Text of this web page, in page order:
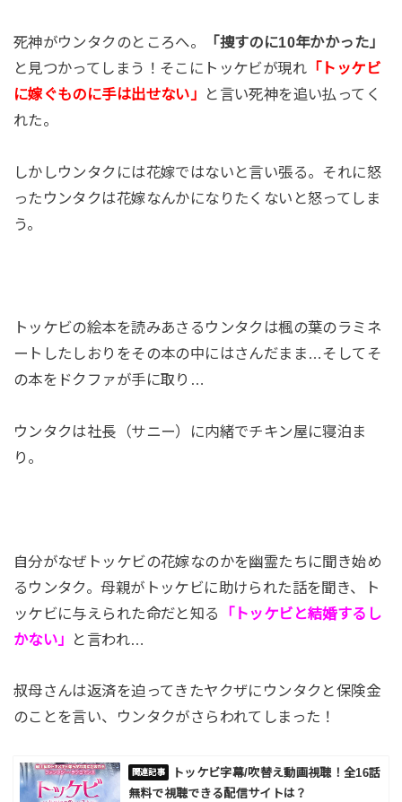
死神がウンタクのところへ。
「捜すのに10年かかった」
と見つかってしまう！そこにトッケビが現れ 「トッケビ
に嫁ぐものに手は出せない」
と言い死神を追い払ってく
れた。
しかしウンタクには花嫁ではないと言い張る。それに怒
ったウンタクは花嫁なんかになりたくないと怒ってしま
う。
トッケビの絵本を読みあさるウンタクは楓の葉のラミネ
ートしたしおりをその本の中にはさんだまま…そしてそ
の本をドクファが手に取り…
ウンタクは社長（サニー）に内緒でチキン屋に寝泊ま
り。
自分がなぜトッケビの花嫁なのかを幽霊たちに聞き始め
るウンタク。母親がトッケビに助けられた話を聞き、ト
ッケビに与えられた命だと知る
「トッケビと結婚するし
かない」
と言われ…
叔母さんは返済を迫ってきたヤクザにウンタクと保険金
のことを言い、ウンタクがさらわれてしまった！
トッケビ字幕/吹替え動画視聴！全16話
無料で視聴できる配信サイトは？